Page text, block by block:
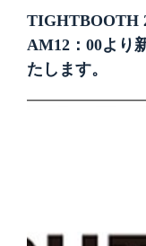
TIGHTBOOTH
AM12：00より
たします。